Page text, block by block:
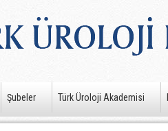
Şubeler Türk Üroloji Akademisi